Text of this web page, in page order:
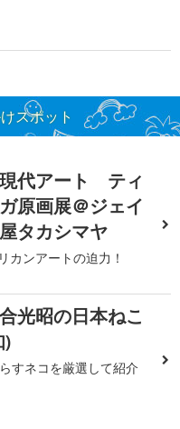
スポット
代アート ティ
原画展＠ジェイ
タカシマヤ
カンアートの迫力！
光昭の日本ねこ
)
すネコを厳選して紹介